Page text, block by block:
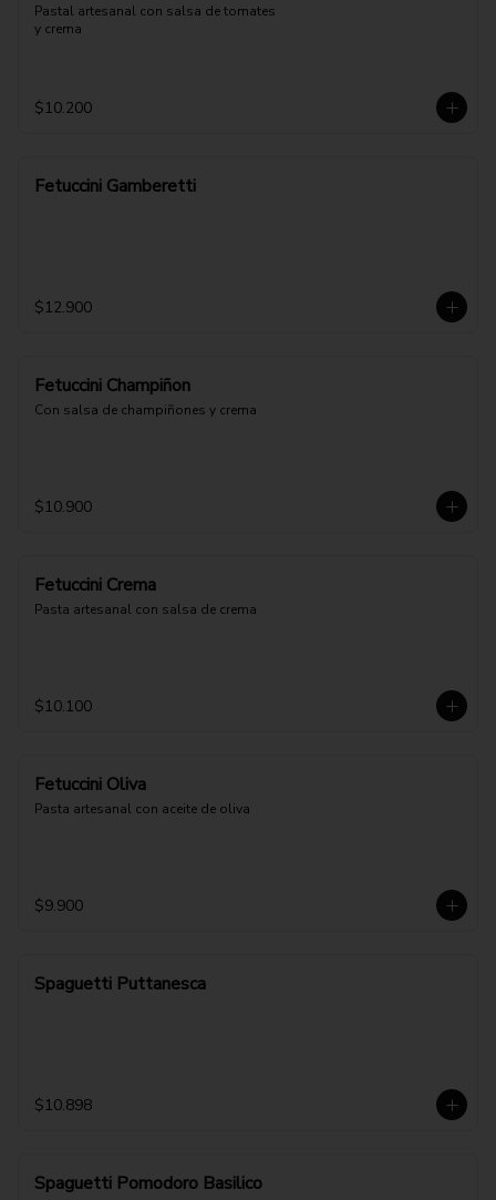
Pastal artesanal con salsa de tomates
y crema
$10.200
Fetuccini Gamberetti
$12.900
Fetuccini Champiñon
Con salsa de champiñones y crema
$10.900
Fetuccini Crema
Pasta artesanal con salsa de crema
$10.100
Fetuccini Oliva
Pasta artesanal con aceite de oliva
$9.900
Spaguetti Puttanesca
$10.898
Spaguetti Pomodoro Basilico